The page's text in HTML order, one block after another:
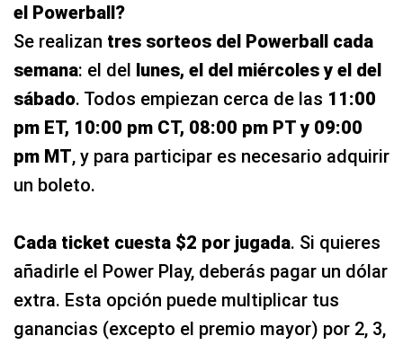
el Powerball?
Se realizan tres sorteos del Powerball cada
semana: el del lunes, el del miércoles y el del
sábado. Todos empiezan cerca de las 11:00
pm ET, 10:00 pm CT, 08:00 pm PT y 09:00
pm MT, y para participar es necesario adquirir
un boleto.
Cada ticket cuesta $2 por jugada. Si quieres
añadirle el Power Play, deberás pagar un dólar
extra. Esta opción puede multiplicar tus
ganancias (excepto el premio mayor) por 2, 3,